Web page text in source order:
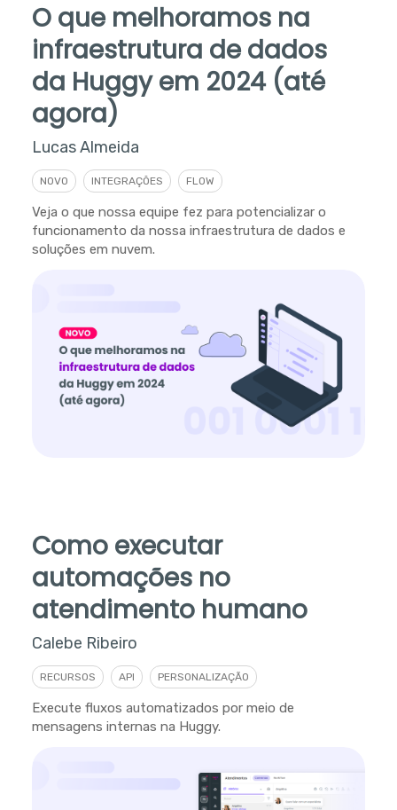
O que melhoramos na
infraestrutura de dados
da Huggy em 2024 (até
agora)
Lucas Almeida
NOVO INTEGRAÇÕES FLOW
Veja o que nossa equipe fez para potencializar o
funcionamento da nossa infraestrutura de dados e
soluções em nuvem.
Como executar
automações no
atendimento humano
Calebe Ribeiro
RECURSOS API PERSONALIZAÇÃO
Execute fluxos automatizados por meio de
mensagens internas na Huggy.